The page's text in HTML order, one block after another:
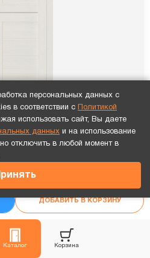
Каталог Корзина
по СМС или телефону!
ДОБАВИТЬ В КОРЗИНУ
белая стекло черное
цену «под ключ»
персональных данных с
в соответствии с
Политикой
использовать сайт, Вы даете
данных и на использование
отключить в любой момент в